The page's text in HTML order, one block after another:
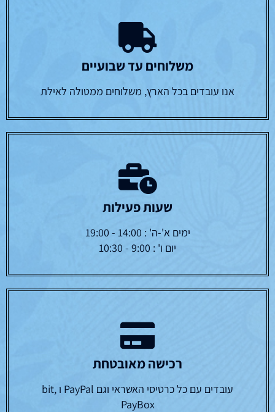
משלוחים עד שבועיים
אנו עובדים בכל הארץ, משלוחים ממטולה לאילת
שעות פעילות
ימים א'-ה' : 14:00 - 19:00
יום ו' : 9:00 - 10:30
רכישה מאובטחת
עובדים עם כל כרטיסי האשראי וגם PayPal ו bit,
PayBox